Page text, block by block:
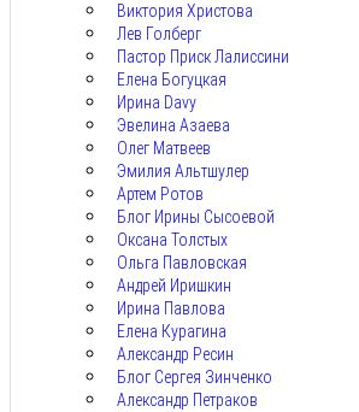
Виктория Христова
Лев Голберг
Пастор Приск Лалиссини
Елена Богуцкая
Ирина Davy
Эвелина Азаева
Олег Матвеев
Эмилия Альтшулер
Артем Ротов
Блог Ирины Сысоевой
Оксана Толстых
Ольга Павловская
Андрей Иришкин
Ирина Павлова
Елена Курагина
Александр Ресин
Блог Сергея Зинченко
Александр Петраков